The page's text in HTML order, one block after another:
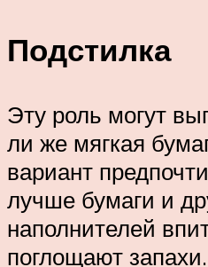
Подстилка
Эту роль могут
ли же мягкая
вариант
лучше бумаги и
наполнителей
поглощают